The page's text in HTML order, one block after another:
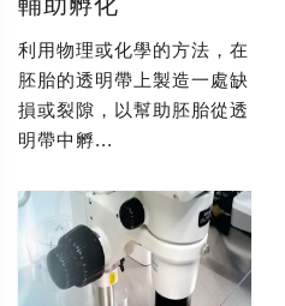
利用物理或化學的方法，在
胚胎的透明帶上製造一處缺
損或裂隙，以幫助胚胎從透
明帶中孵...